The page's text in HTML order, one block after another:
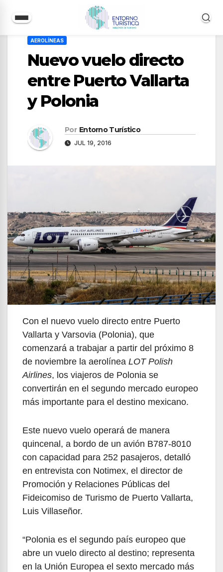
contenido
AEROLÍNEAS
Nuevo vuelo directo
entre Puerto Vallarta
y Polonia
Por Entorno Turístico
JUL 19, 2016
Con el nuevo vuelo directo entre Puerto
Vallarta y Varsovia (Polonia), que
comenzará a trabajar a partir del próximo 8
de noviembre la aerolínea LOT Polish
Airlines, los viajeros de Polonia se
convertirán en el segundo mercado europeo
más importante para el destino mexicano.
Este nuevo vuelo operará de manera
quincenal, a bordo de un avión B787-8010
con capacidad para 252 pasajeros, detalló
en entrevista con Notimex, el director de
Promoción y Relaciones Públicas del
Fideicomiso de Turismo de Puerto Vallarta,
Luis Villaseñor.
“Polonia es el segundo país europeo que
abre un vuelo directo al destino; representa
en la Unión Europea el sexto mercado más